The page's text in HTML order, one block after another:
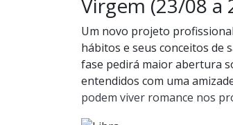
Virgem (23/08 a
Um novo projeto
hábitos e seus conceitos de
fase pedirá maior abertura
entendidos com uma
podem viver romance nos